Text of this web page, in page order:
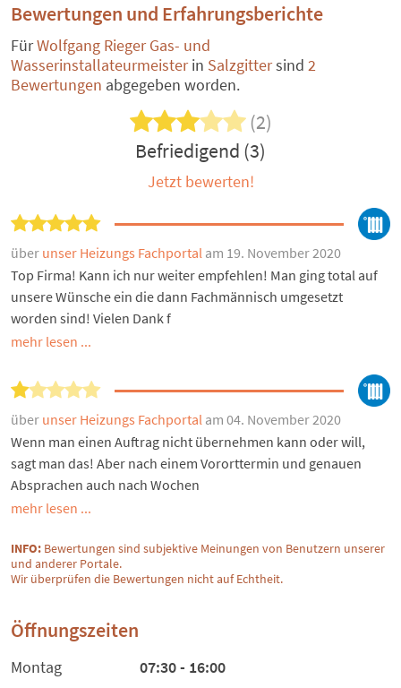
Bewertungen und Erfahrungsberichte
FürWolfgang Rieger Gas- und
Wasserinstallateurmeisterin Salzgittersind 2
Bewertungen abgegeben worden.
(2)
Befriedigend (3)
Jetzt bewerten!
über unser Heizungs Fachportal am 19. November 2020
Top Firma! Kann ich nur weiter empfehlen! Man ging total auf
unsere Wünsche ein die dann Fachmännisch umgesetzt
worden sind! Vielen Dank f
mehr lesen ...
über unser Heizungs Fachportal am 04. November 2020
Wenn man einen Auftrag nicht übernehmen kann oder will,
sagt man das! Aber nach einem Vororttermin und genauen
Absprachen auch nach Wochen
mehr lesen ...
INFO: Bewertungen sind subjektive Meinungen von Benutzern unserer
und anderer Portale.
Wir überprüfen die Bewertungen nicht auf Echtheit.
Öffnungszeiten
Montag
07:30 - 16:00